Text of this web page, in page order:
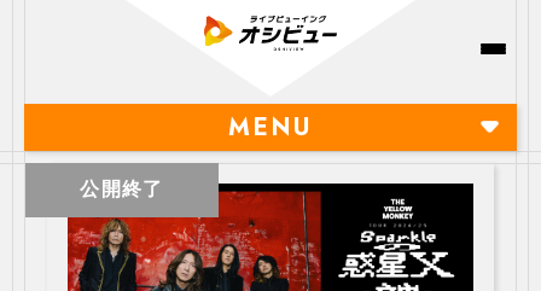
MENU
公開終了